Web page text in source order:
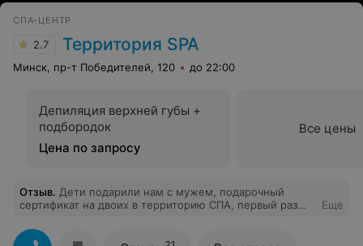
СПА-ЦЕНТР
2.7 Территория SPA
Минск, пр-т Победителей, 120 до 22:00
Депиляция верхней губы +
подбородок
Цена по запросу
Все цены
Отзыв. Дети подарили нам с мужем, подарочный
сертификат на двоих в территорию СПА, первый раз
эмоциям не было придела, бани супер, гидромассаж
обалденный, обслуживание замечательное, по
Еще